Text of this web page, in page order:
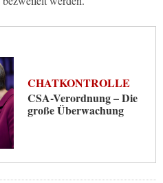
CHATKONTROLLE
CSA-Verordnung – Die
große Überwachung